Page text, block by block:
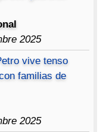
2025
vive tenso
familias de
2025